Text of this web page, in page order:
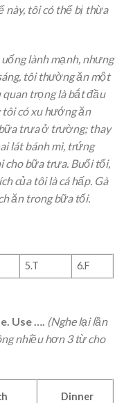
này, tôi có thể bị thừa
lành mạnh, nhưng
tôi thường ăn một
quan trọng là bắt đầu
có xu hướng ăn
trưa ở trường; thay
lát bánh mì, trứng
cho bữa trưa. Buổi tối,
của tôi là cá hấp. Gà
ăn trong bữa tối.
5.T 6.F
Use ….
(Nghe lại lần
nhiều hơn 3 từ cho
Dinner